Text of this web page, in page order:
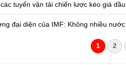
tuyến vận tải chiến lược kéo giá
đại diện của IMF: Không nhiều
1 2